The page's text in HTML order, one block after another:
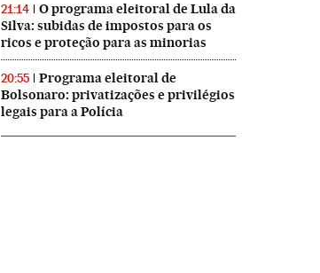
21:14
O programa eleitoral de Lula da
Silva: subidas de impostos para os
ricos e proteção para as minorias
20:55
Programa eleitoral de
Bolsonaro: privatizações e privilégios
legais para a Polícia